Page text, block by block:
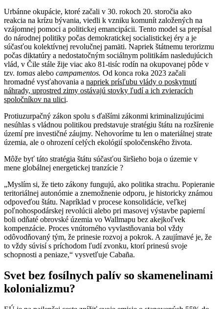
Urbánne okupácie, ktoré začali v 30. rokoch 20. storočia ako
reakcia na krízu bývania, viedli k vzniku komunít založených na
vzájomnej pomoci a politickej emancipácii. Tento model sa prepísal
do národnej politiky počas demokratickej socialistickej éry a je
súčasťou kolektívnej revolučnej pamäti. Napriek štátnemu terorizmu
počas diktatúry a nedostatočným sociálnym politikám nasledujúcich
vlád, v Čile stále žije viac ako 81-tisíc rodín na okupovanej pôde v
tzv. tomas alebo campamentos. Od konca roka 2023 začali
hromadné vysťahovania a napriek prísľubu vlády o poskytnutí
náhrady, uprostred zimy ostávajú stovky ľudí a ich zvieracích
spoločníkov na ulici.
Protiuzurpačný zákon spolu s ďalšími zákonmi kriminalizujúcimi
nesúhlas s vládnou politikou predstavuje stratégiu štátu na rozšírenie
území pre investičné záujmy. Nehovoríme tu len o materiálnej strate
územia, ale o ohrození celých ekológií spoločenského života.
Môže byť táto stratégia štátu súčasťou širšieho boja o územie v
mene globálnej energetickej tranzície ?
„Myslím si, že tieto zákony fungujú, ako politika strachu. Popieranie
teritoriálnej autonómie a znemožnenie odporu, je historicky známou
odpoveďou štátu. Napríklad v procese konsolidácie, veľkej
poľnohospodárskej revolúcii alebo pri masovej výstavbe papierní
boli odňaté obrovské územia vo Wallmapu bez akejkoľvek
kompenzácie. Proces vnútorného vyvlastňovania bol vždy
odôvodňovaný tým, že prinesie rozvoj a pokrok. A zaujímavé je, že
to vždy súvisí s príchodom ľudí zvonku, ktorí prinesú svoje
schopnosti a peniaze,“ vysvetľuje Cabaña.
Svet bez fosílnych palív so skamenelinami
kolonializmu?